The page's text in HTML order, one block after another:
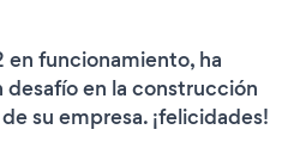
en funcionamiento, ha
en la construcción
su empresa. ¡felicidades!